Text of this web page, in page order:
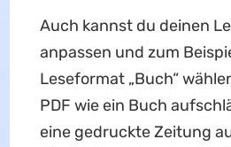
Auch kannst du deinen
anpassen und zum
Leseformat „Buch“
PDF wie ein Buch
eine gedruckte Zeitung